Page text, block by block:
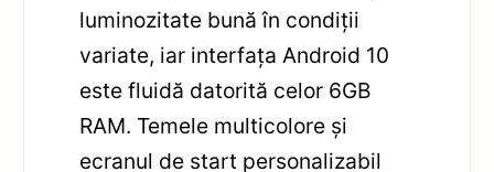
luminozitate bună în condiții
variate, iar interfața Android 10
este fluidă datorită celor 6GB
RAM. Temele multicolore și
ecranul de start personalizabil